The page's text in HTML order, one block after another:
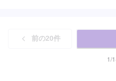
備に柔軟に対応いたします！◆細かい
写】で自分らしい車へ◆福祉住環境コ
エンジニア--------------------【1】オフ
【3】お見積りにご納得いただければ
前の20件
1/1